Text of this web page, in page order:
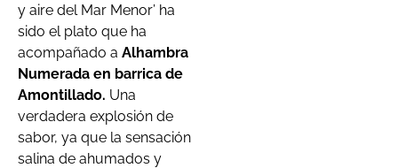
y aire del Mar Menor’ ha
sido el plato que ha
acompañado a Alhambra
Numerada en barrica de
Amontillado. Una
verdadera explosión de
sabor, ya que la sensación
salina de ahumados y